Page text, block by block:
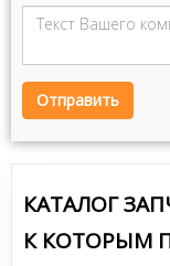
Отправить
КАТАЛОГ
К КОТОРЫМ